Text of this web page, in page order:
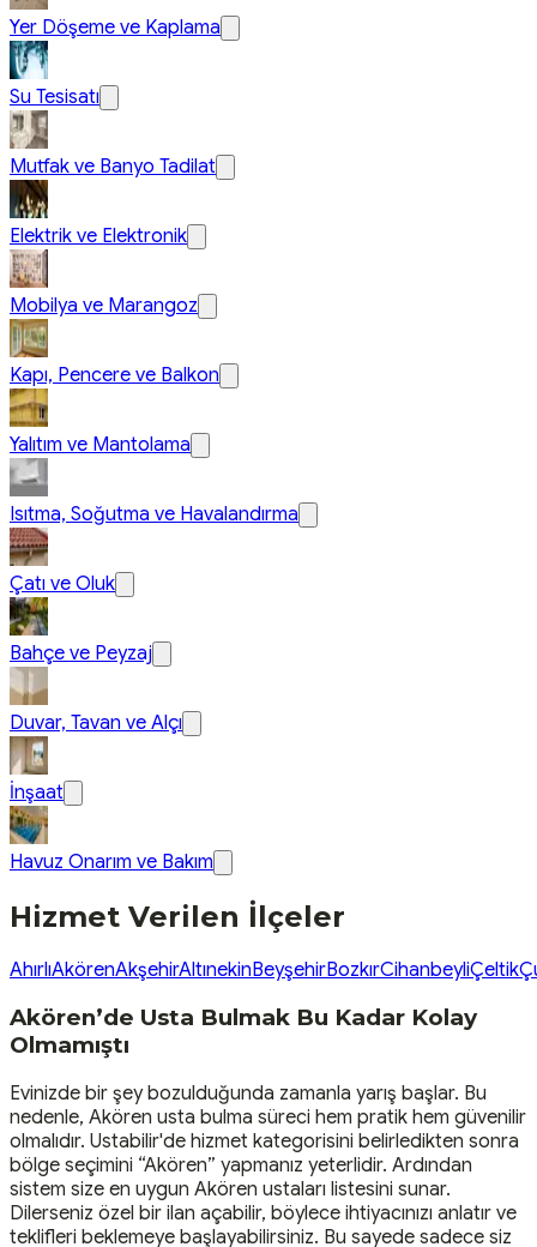
Yer Döşeme ve Kaplama
Su Tesisatı
Mutfak ve Banyo Tadilat
Elektrik ve Elektronik
Mobilya ve Marangoz
Kapı, Pencere ve Balkon
Yalıtım ve Mantolama
Isıtma, Soğutma ve Havalandırma
Çatı ve Oluk
Bahçe ve Peyzaj
Duvar, Tavan ve Alçı
İnşaat
Havuz Onarım ve Bakım
Hizmet Verilen İlçeler
AhırlıAkörenAkşehirAltınekinBeyşehirBozkırCihanbeyliÇeltik
Akören’de Usta Bulmak Bu Kadar Kolay
Olmamıştı
Evinizde bir şey bozulduğunda zamanla yarış başlar. Bu
nedenle, Akören usta bulma süreci hem pratik hem güvenilir
olmalıdır. Ustabilir'de hizmet kategorisini belirledikten sonra
bölge seçimini “Akören” yapmanız yeterlidir. Ardından
sistem size en uygun Akören ustaları listesini sunar.
Dilerseniz özel bir ilan açabilir, böylece ihtiyacınızı anlatır ve
teklifleri beklemeye başlayabilirsiniz. Bu sayede sadece siz